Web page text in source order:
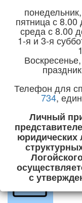
пятница с
среда с 8.00
1-я и 3-я
Телефон для
734,
Личный
юридических
с
Руководство
Экономика
Социальная
Декрет №3
занятости